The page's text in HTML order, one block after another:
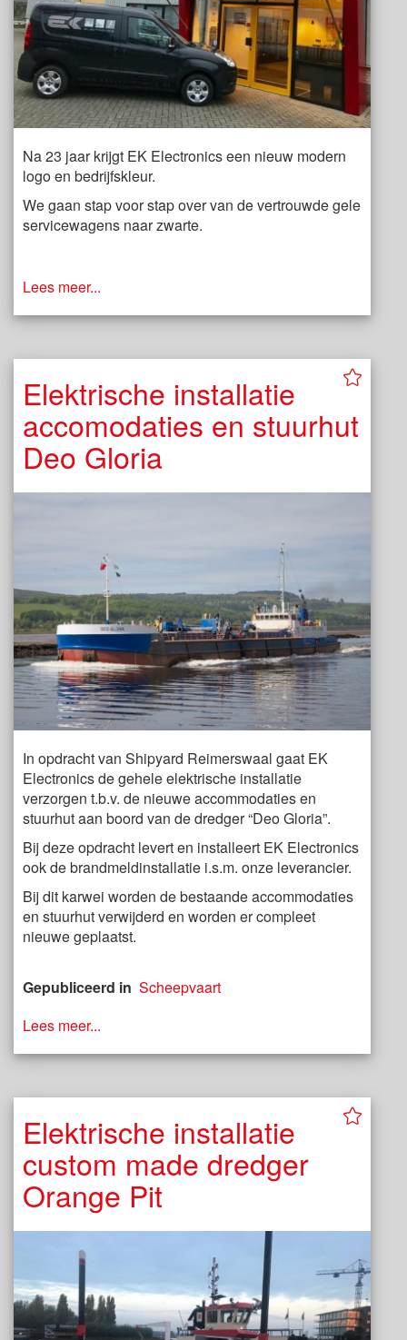
Na 23 jaar krijgt EK Electronics een nieuw modern
logo en bedrijfskleur.
We gaan stap voor stap over van de vertrouwde gele
servicewagens naar zwarte.
Lees meer...
Elektrische installatie
accomodaties en stuurhut
Deo Gloria
In opdracht van Shipyard Reimerswaal gaat EK
Electronics de gehele elektrische installatie
verzorgen t.b.v. de nieuwe accommodaties en
stuurhut aan boord van de dredger “Deo Gloria”.
Bij deze opdracht levert en installeert EK Electronics
ook de brandmeldinstallatie i.s.m. onze leverancier.
Bij dit karwei worden de bestaande accommodaties
en stuurhut verwijderd en worden er compleet
nieuwe geplaatst.
Gepubliceerd in Scheepvaart
Lees meer...
Elektrische installatie
custom made dredger
Orange Pit